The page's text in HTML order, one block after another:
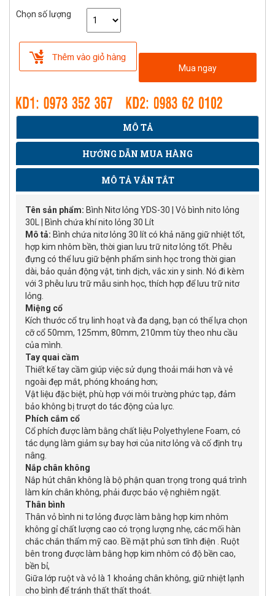
Chọn số lượng
Mua ngay
MÔ TẢ
HƯỚNG DẪN MUA HÀNG
MÔ TẢ VẮN TẮT
Tên sản phẩm: Bình Nitơ lỏng YDS-30 | Vỏ bình nito lỏng
30L | Bình chứa khí nito lỏng 30 Lít
Mô tả: Bình chứa nitơ lỏng 30 lít có khả năng giữ nhiệt tốt,
hợp kim nhôm bền, thời gian lưu trữ nitơ lỏng tốt. Phễu
đựng có thể lưu giữ bệnh phẩm sinh học trong thời gian
dài, bảo quản động vật, tinh dịch, vắc xin y sinh. Nó đi kèm
với 3 phễu lưu trữ mẫu sinh học, thích hợp để lưu trữ nitơ
lỏng.
Miệng cổ
Kích thước cổ trụ linh hoạt và đa dạng, bạn có thể lựa chọn
cỡ cổ 50mm, 125mm, 80mm, 210mm tùy theo nhu cầu
của mình.
Tay quai cầm
Thiết kế tay cầm giúp việc sử dụng thoải mái hơn và vẻ
ngoài đẹp mắt, phóng khoáng hơn;
Vật liệu đặc biệt, phù hợp với môi trường phức tạp, đảm
bảo không bị trượt do tác động của lực.
Phích cắm cổ
Cổ phích được làm bằng chất liệu Polyethylene Foam, có
tác dụng làm giảm sự bay hơi của nitơ lỏng và cố định trụ
nâng.
Nắp chân không
Nắp hút chân không là bộ phận quan trọng trong quá trình
làm kín chân không, phải được bảo vệ nghiêm ngặt.
Thân bình
Thân vỏ bình ni tơ lỏng được làm bằng hợp kim nhôm
không gỉ chất lượng cao có trọng lượng nhẹ, các mối hàn
chắc chắn thẩm mỹ cao. Bề mặt phủ sơn tĩnh điện . Ruột
bên trong được làm bằng hợp kim nhôm có độ bền cao,
bền bỉ,
Giữa lớp ruột và vỏ là 1 khoảng chân không, giữ nhiệt lạnh
cho bình để tránh thất thất thoát.